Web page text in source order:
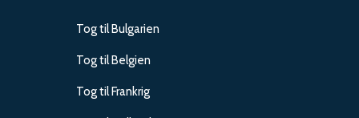
Tog til Bulgarien
Tog til Belgien
Tog til Frankrig